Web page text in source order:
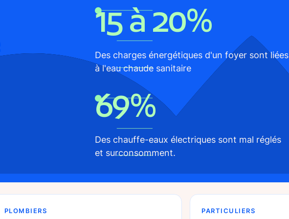
15 à 20%
Des charges énergétiques d'un foyer sont liées
à l'eau chaude sanitaire
69%
Des chauffe-eaux électriques sont mal réglés
et surconsomment.
PLOMBIERS PARTICULIERS